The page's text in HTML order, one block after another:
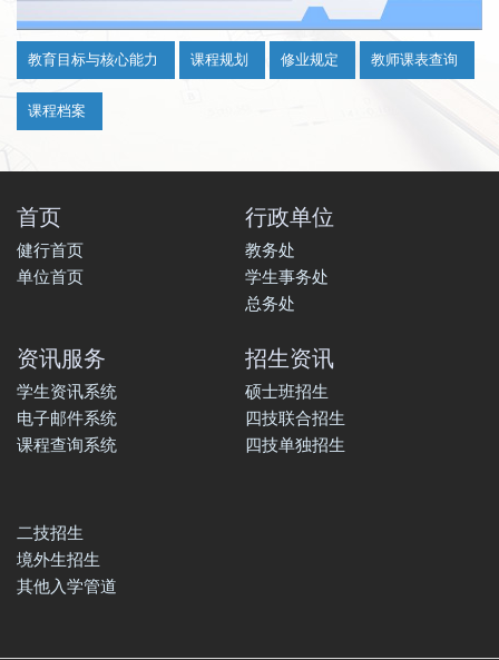
教育目标与核心能力 课程规划 修业规定 教师课表查询
课程档案
首页
健行首页
单位首页
行政单位
教务处
学生事务处
总务处
资讯服务
学生资讯系统
电子邮件系统
课程查询系统
招生资讯
硕士班招生
四技联合招生
四技单独招生
二技招生
境外生招生
其他入学管道